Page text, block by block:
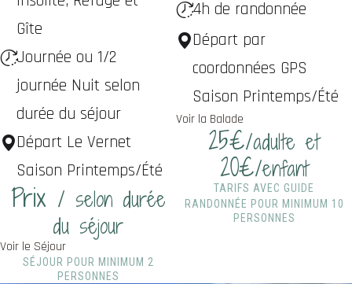
Gîte
Journée ou 1/2
journée Nuit selon
durée du séjour
Départ Le Vernet
Saison Printemps/Été
Prix / selon durée
du séjour
Voir le Séjour
SÉJOUR POUR MINIMUM 2
PERSONNES
4h de randonnée
Départ par
coordonnées GPS
Saison Printemps/Été
Voir la Balade
25€/adulte et
20€/enfant
TARIFS AVEC GUIDE
RANDONNÉE POUR MINIMUM 10
PERSONNES